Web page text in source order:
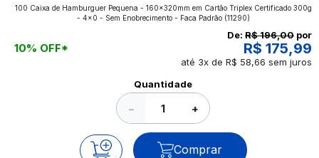
aplicados nos impressos da gráfica FuturaIM? Então,
continue a leitura que vamos revelar para você!
100 Caixa de Hamburguer Pequena - 160x320mm em Cartão Triplex Certificado 300g
- 4x0 - Sem Enobrecimento - Faca Padrão(11290)
10% OFF*
De: R$ 196,00 por
R$ 175,99
até 3x de R$ 58,66 sem juros
Quantidade
− +
Comprar